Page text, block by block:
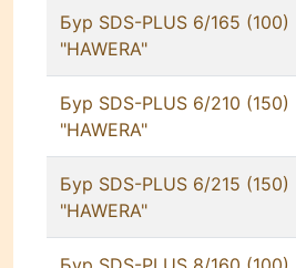
Бур SDS-PLUS 6/165 (100)
"HAWERA"
Бур SDS-PLUS 6/210 (150)
"HAWERA"
Бур SDS-PLUS 6/215 (150)
"HAWERA"